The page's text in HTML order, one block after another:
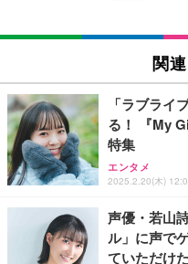
SIHOO B100
ュチェア 人間
￥27,999
Sezlife オフィ
ワーク チェア
能 人間工学 椅
レスト 3Dヘッ
務用 おしゃれ
Sezlife オフィ
EIZO ビジネ
￥109,572
【純正品】27"
フック付き（
￥49,979
【整備済み品
Amazonベー
x2袋(84枚) ホ
￥3,234
ネオ・ルーラ
り 単品
￥1,800
Smart Basic(
関
「ラブライ
る！ 『My
特集
エンタメ
2025.2.20(木)
声優・若山
ル」に声で
ていただけ